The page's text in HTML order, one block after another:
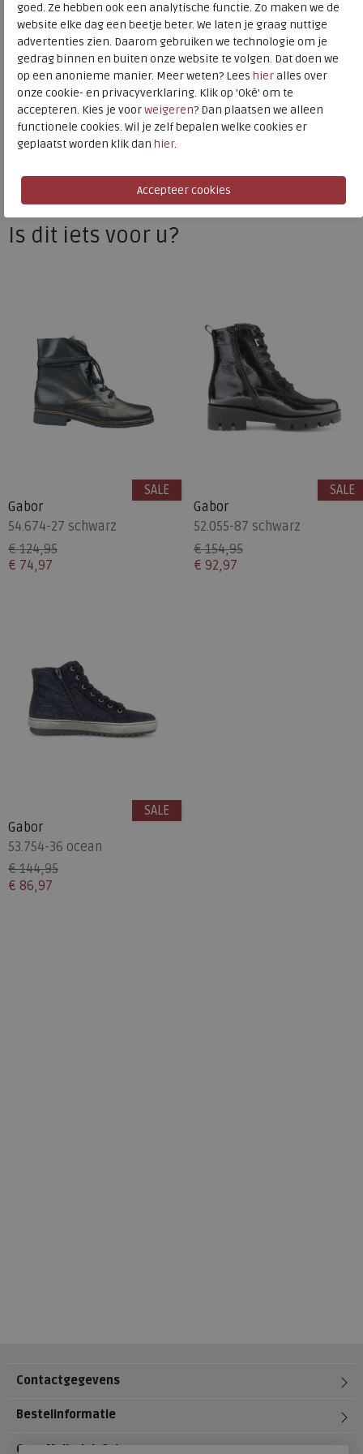
Gabor
Toon alles van
Gabor
Naar alleveterboots
Hakhoogte
2.00 cm
Is dit iets voor u?
Gabor
54.674-27 schwarz
€ 124,95
€ 74,97
SALE
Gabor
52.055-87 schwarz
€ 154,95
€ 92,97
SALE
Gabor
53.754-36 ocean
€ 144,95
€ 86,97
SALE
Contactgegevens
Bestelinformatie
Over Meijerink Schoenen
goed. Ze hebben ook een analytische functie. Zo maken we de
website elke dag een beetje beter. We laten je graag nuttige
advertenties zien. Daarom gebruiken we technologie om je
gedrag binnen en buiten onze website te volgen. Dat doen we
op een anonieme manier. Meer weten? Lees hieralles over
onze cookie- en privacyverklaring. Klik op 'Oké' om te
accepteren. Kies je voorweigeren? Dan plaatsen we alleen
functionele cookies. Wil je zelf bepalen welke cookies er
geplaatst worden klik dan hier.